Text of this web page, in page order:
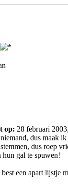
op: 28 februari
dus maak
dus roep
hun gal te spuwen!
een apart lijstje